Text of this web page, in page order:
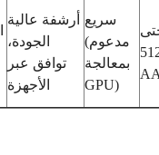
أرشفة عالية
الجودة،
توافق عبر
الأجهزة
سريع
(مدعوم
بمعالجة
GPU)